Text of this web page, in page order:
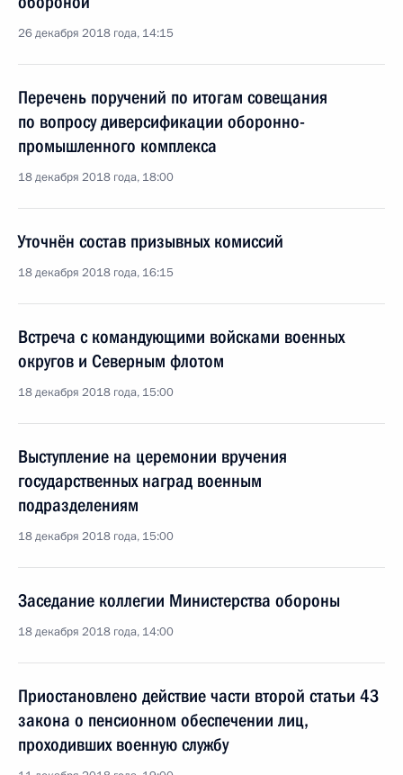
26 декабря 2018 года, 14:15
Перечень поручений по итогам совещания
по вопросу диверсификации оборонно-
промышленного комплекса
18 декабря 2018 года, 18:00
Уточнён состав призывных комиссий
18 декабря 2018 года, 16:15
Встреча с командующими войсками военных
округов и Северным флотом
18 декабря 2018 года, 15:00
Выступление на церемонии вручения
государственных наград военным
подразделениям
18 декабря 2018 года, 15:00
Заседание коллегии Министерства обороны
18 декабря 2018 года, 14:00
Приостановлено действие части второй статьи 43
закона о пенсионном обеспечении лиц,
проходивших военную службу